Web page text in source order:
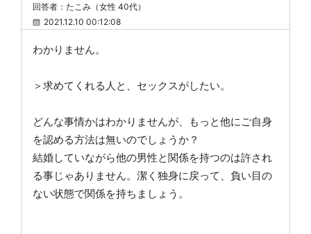
回答者：たこみ（女性 40代）
2021.12.10 00:12:08
わかりません。
＞求めてくれる人と、セックスがしたい。
どんな事情かはわかりませんが、もっと他にご自身
を認める方法は無いのでしょうか？
結婚していながら他の男性と関係を持つのは許され
る事じゃありません。潔く独身に戻って、負い目の
ない状態で関係を持ちましょう。